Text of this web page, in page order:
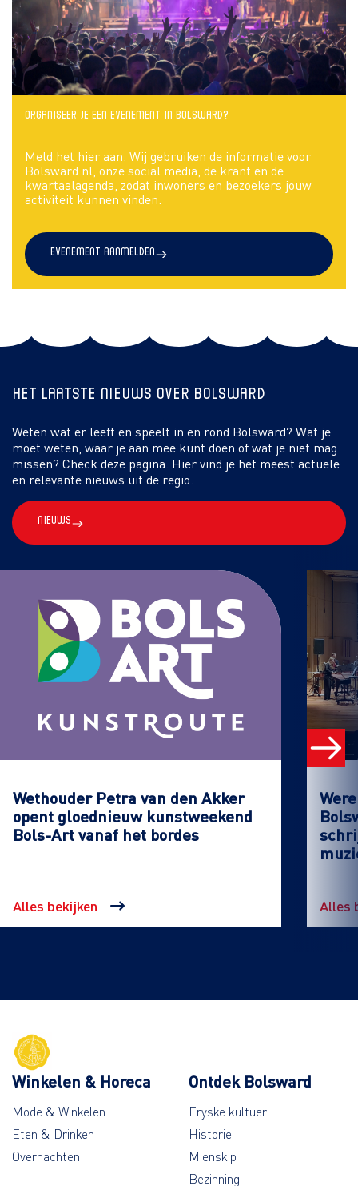
Organiseer je een evenement in Bolsward?
Meld het hier aan. Wij gebruiken de informatie voor
Bolsward.nl, onze social media, de krant en de
kwartaalagenda, zodat inwoners en bezoekers jouw
activiteit kunnen vinden.
Evenement aanmelden
Het laatste nieuws over Bolsward
Weten wat er leeft en speelt in en rond Bolsward? Wat je
moet weten, waar je aan mee kunt doen of wat je niet mag
missen? Check deze pagina. Hier vind je het meest actuele
en relevante nieuws uit de regio.
Nieuws
Wethouder Petra van den Akker
opent gloednieuw kunstweekend
Bols-Art vanaf het bordes
Alles bekijken Alles
Winkelen & Horeca
Mode & Winkelen
Eten & Drinken
Overnachten
Ontdek Bolsward
Fryske kultuer
Historie
Mienskip
Bezinning